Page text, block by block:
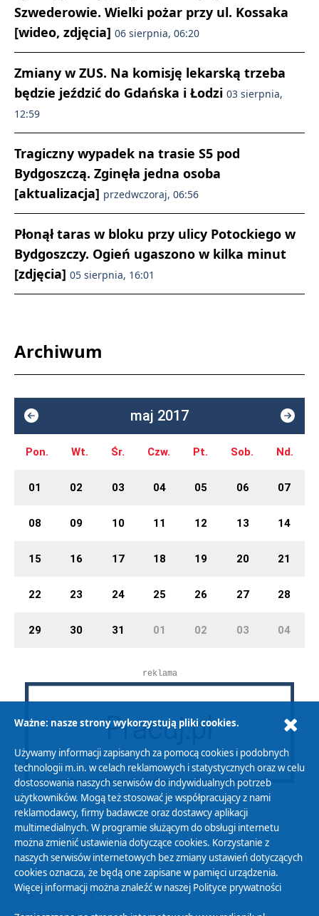
Szwederowie. Wielki pożar przy ul. Kossaka
[wideo, zdjęcia] 06 sierpnia, 06:20
Zmiany w ZUS. Na komisję lekarską trzeba
będzie jeździć do Gdańska i Łodzi 03 sierpnia,
12:59
Tragiczny wypadek na trasie S5 pod
Bydgoszczą. Zginęła jedna osoba
[aktualizacja] przedwczoraj, 06:56
Płonął taras w bloku przy ulicy Potockiego w
Bydgoszczy. Ogień ugaszono w kilka minut
[zdjęcia] 05 sierpnia, 16:01
Archiwum
maj 2017
Pon. Wt. Śr. Czw. Pt. Sob. Nd.
01 02 03 04 05 06 07
08 09 10 11 12 13 14
15 16 17 18 19 20 21
22 23 24 25 26 27 28
29 30 31 01 02 03 04
reklama
Polityka Prywatności
Zasady korzystania z Serwisu
Organizacje Pożytku Publicznego
Ważne: nasze strony wykorzystują pliki cookies.
Używamy informacji zapisanych za pomocą cookies i podobnych
technologii m.in. w celach reklamowych i statystycznych oraz w celu
dostosowania naszych serwisów do indywidualnych potrzeb
użytkowników. Mogą też stosować je współpracujący z nami
reklamodawcy, firmy badawcze oraz dostawcy aplikacji
multimedialnych. W programie służącym do obsługi internetu
można zmienić ustawienia dotyczące cookies. Korzystanie z
naszych serwisów internetowych bez zmiany ustawień dotyczących
cookies oznacza, że będą one zapisane w pamięci urządzenia.
Więcej informacji można znaleźć w naszej Polityce prywatności